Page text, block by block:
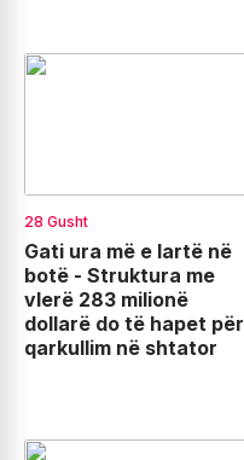
28 Gusht
Gati ura më e lartë në
botë - Struktura me
vlerë 283 milionë
dollarë do të hapet për
qarkullim në shtator